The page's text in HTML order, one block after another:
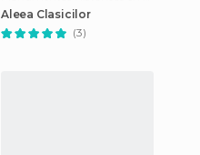
Aleea Clasicilor
(3)